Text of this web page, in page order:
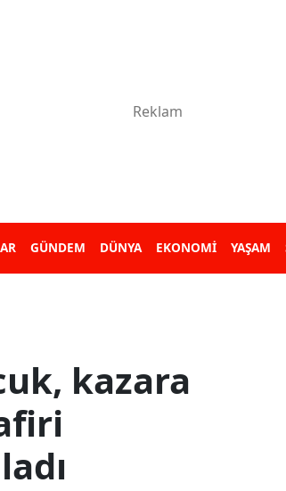
GÜNDEM DÜNYA EKONOMİ YAŞAM
kazara